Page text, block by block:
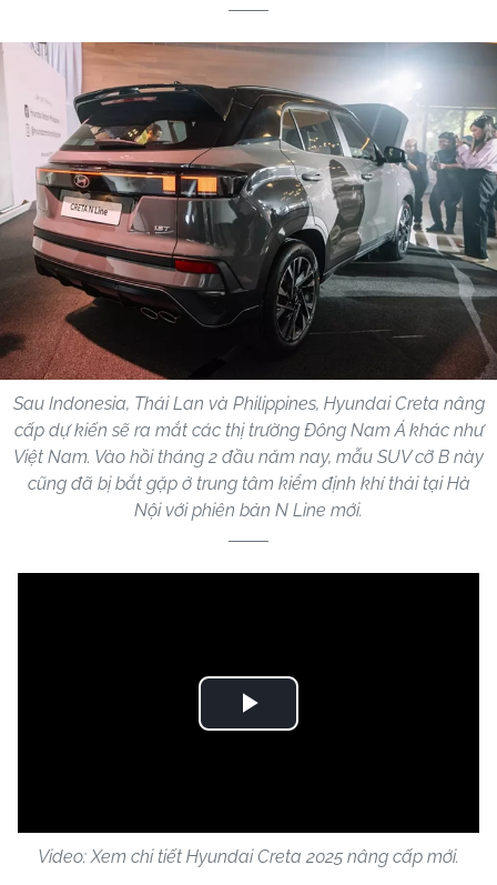
Sau Indonesia, Thái Lan và Philippines, Hyundai Creta nâng
cấp dự kiến sẽ ra mắt các thị trường Đông Nam Á khác như
Việt Nam. Vào hồi tháng 2 đầu năm nay, mẫu SUV cỡ B này
cũng đã bị bắt gặp ở trung tâm kiểm định khí thải tại Hà
Nội với phiên bản N Line mới.
Play
Video: Xem chi tiết Hyundai Creta 2025 nâng cấp mới.